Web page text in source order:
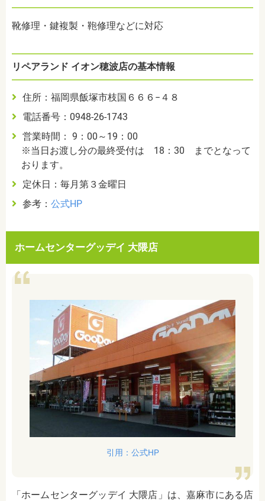
靴修理・鍵複製・鞄修理などに対応
リペアランド イオン穂波店の基本情報
住所：福岡県飯塚市枝国６６６−４８
電話番号：0948-26-1743
営業時間： 9：00～19：00
※当日お渡し分の最終受付は 18：30 までとなって
おります。
定休日：毎月第３金曜日
参考： 公式HP
ホームセンターグッデイ 大隈店
引用：公式HP
「ホームセンターグッデイ 大隈店」は、嘉麻市にある店